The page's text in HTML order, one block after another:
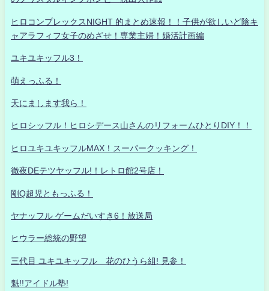
ヒロコンプレックスNIGHT 的まとめ速報！！子供が欲しいど陰キ
ャアラフィフ女子のめざせ！専業主婦！婚活計画編
ユキユキッフル3！
萌えっふる！
天にまします我ら！
ヒロシッフル！ヒロシデース山さんのリフォームひとりDIY！！
ヒロユキユキッフルMAX！スーパークッキング！
徹夜DEテツヤッフル!！レトロ館2号店！
剛Q超児ともっふる！
ヤナッフル ゲームだいすき6！放送局
ヒウラー総統の野望
三代目 ユキユキッフル 花のひうら組! 見参！
魁!!アイドル塾!